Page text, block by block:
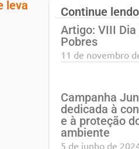
leva
Continue lendo
Artigo: VIII
Pobres
11 de novembro
Campanha
dedicada à
e à proteção
ambiente
5 de junho de